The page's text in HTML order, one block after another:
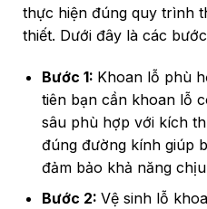
thực hiện đúng quy trình
thiết. Dưới đây là các
Bước 1: Khoan lỗ phù
tiên bạn cần khoan lỗ
sâu phù hợp với kích
đúng đường kính giúp
đảm bảo khả năng
Bước 2: Vệ sinh lỗ